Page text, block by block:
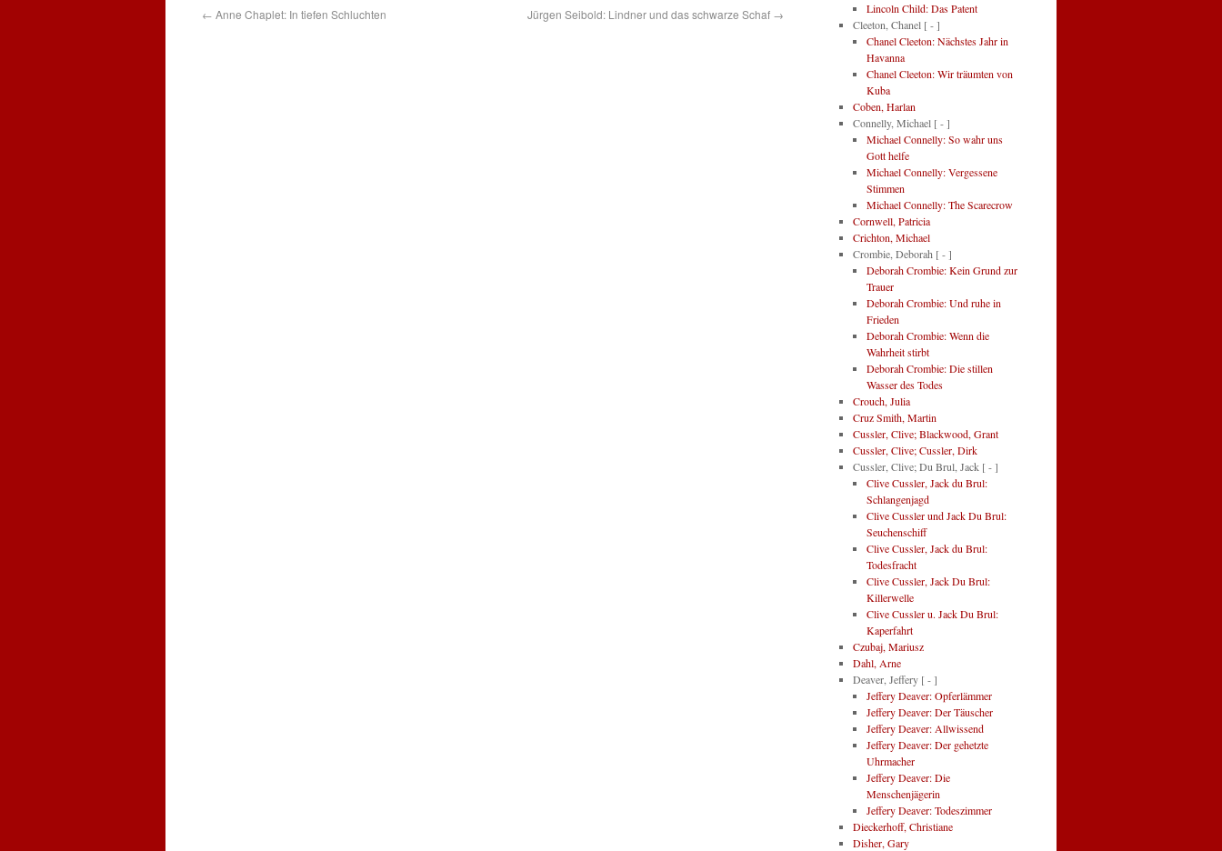
← Anne Chaplet: In tiefen Schluchten Jürgen Seibold: Lindner und das schwarze Schaf →
Lincoln Child: Das Patent
Cleeton, Chanel [ - ]
Chanel Cleeton: Nächstes Jahr in
Havanna
Chanel Cleeton: Wir träumten von
Kuba
Coben, Harlan
Connelly, Michael [ - ]
Michael Connelly: So wahr uns
Gott helfe
Michael Connelly: Vergessene
Stimmen
Michael Connelly: The Scarecrow
Cornwell, Patricia
Crichton, Michael
Crombie, Deborah [ - ]
Deborah Crombie: Kein Grund zur
Trauer
Deborah Crombie: Und ruhe in
Frieden
Deborah Crombie: Wenn die
Wahrheit stirbt
Deborah Crombie: Die stillen
Wasser des Todes
Crouch, Julia
Cruz Smith, Martin
Cussler, Clive; Blackwood, Grant
Cussler, Clive; Cussler, Dirk
Cussler, Clive; Du Brul, Jack [ - ]
Clive Cussler, Jack du Brul:
Schlangenjagd
Clive Cussler und Jack Du Brul:
Seuchenschiff
Clive Cussler, Jack du Brul:
Todesfracht
Clive Cussler, Jack Du Brul:
Killerwelle
Clive Cussler u. Jack Du Brul:
Kaperfahrt
Czubaj, Mariusz
Dahl, Arne
Deaver, Jeffery [ - ]
Jeffery Deaver: Opferlämmer
Jeffery Deaver: Der Täuscher
Jeffery Deaver: Allwissend
Jeffery Deaver: Der gehetzte
Uhrmacher
Jeffery Deaver: Die
Menschenjägerin
Jeffery Deaver: Todeszimmer
Dieckerhoff, Christiane
Disher, Gary